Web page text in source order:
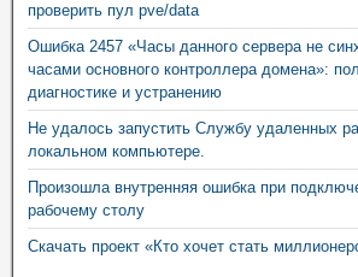
проверить пул pve/data
Ошибка 2457 «Часы данного сервера не
часами основного контроллера домена»:
диагностике и устранению
Не удалось запустить Службу удаленных
локальном компьютере.
Произошла внутренняя ошибка при
рабочему столу
Скачать проект «Кто хочет стать